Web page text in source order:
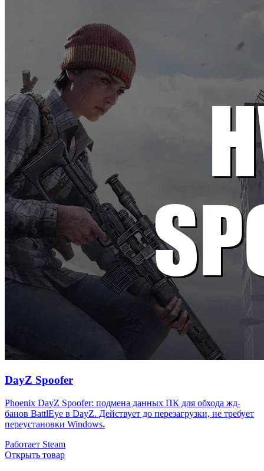
DayZ Spoofer
Phoenix DayZ Spoofer: подмена данных ПК для обхода жд-
банов BattlEye в DayZ. Действует до перезагрузки, не требует
переустановки Windows.
Работает Steam
Открыть товар